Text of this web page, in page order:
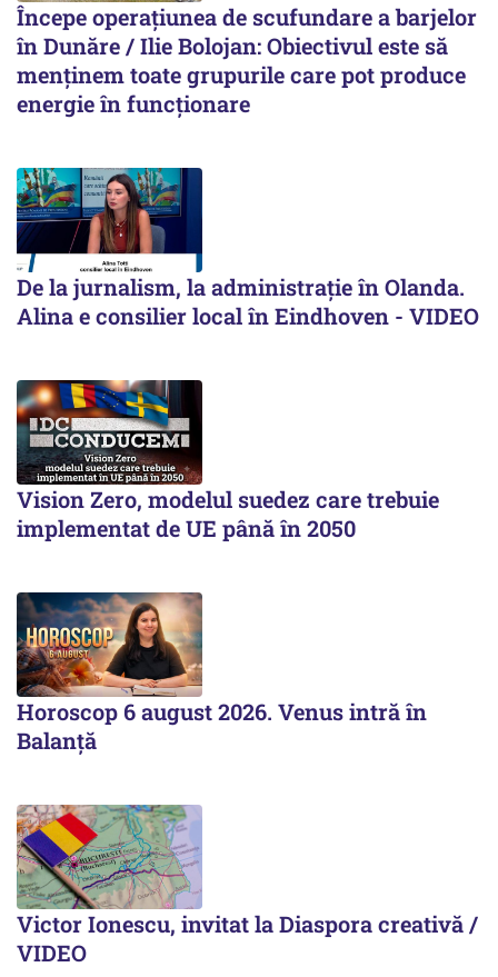
Începe operațiunea de scufundare a barjelor
în Dunăre / Ilie Bolojan: Obiectivul este să
menținem toate grupurile care pot produce
energie în funcționare
De la jurnalism, la administrație în Olanda.
Alina e consilier local în Eindhoven - VIDEO
Vision Zero, modelul suedez care trebuie
implementat de UE până în 2050
Horoscop 6 august 2026. Venus intră în
Balanță
Victor Ionescu, invitat la Diaspora creativă /
VIDEO